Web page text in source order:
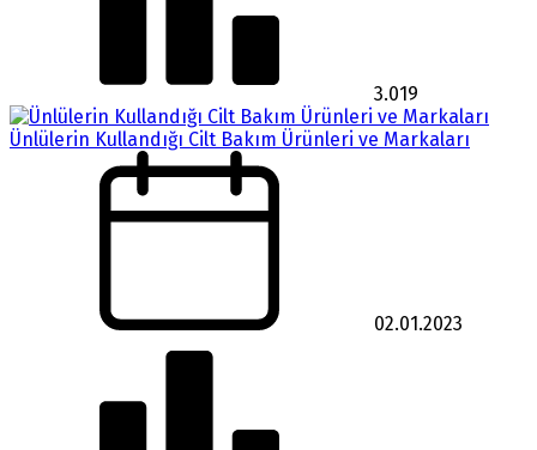
3.019
Ünlülerin Kullandığı Cilt Bakım Ürünleri ve Markaları
02.01.2023